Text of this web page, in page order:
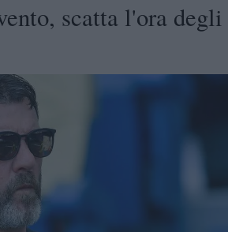
scatta l'ora degli